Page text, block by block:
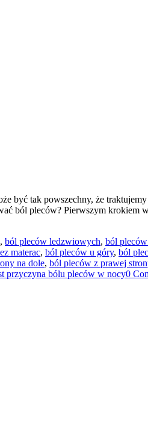
być tak powszechny, że
ból pleców? Pierwszym krokiem
, ból pleców ledzwiowych, ból
materac, ból pleców u góry, ból
na dole, ból pleców z prawej
przyczyna bólu pleców w nocy0